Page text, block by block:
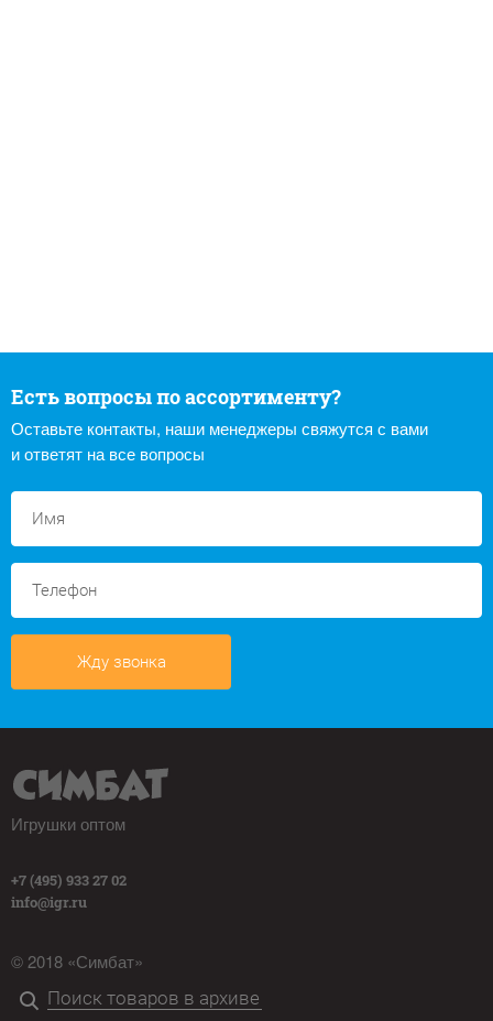
Есть вопросы по ассортименту?
Оставьте контакты, наши менеджеры свяжутся с вами
и ответят на все вопросы
Жду звонка
Игрушки оптом
+7 (495) 933 27 02
info@igr.ru
© 2018 «Симбат»